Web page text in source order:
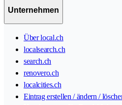
Unternehmen
Über local.ch
localsearch.ch
search.ch
renovero.ch
localcities.ch
Eintrag erstellen / ändern /